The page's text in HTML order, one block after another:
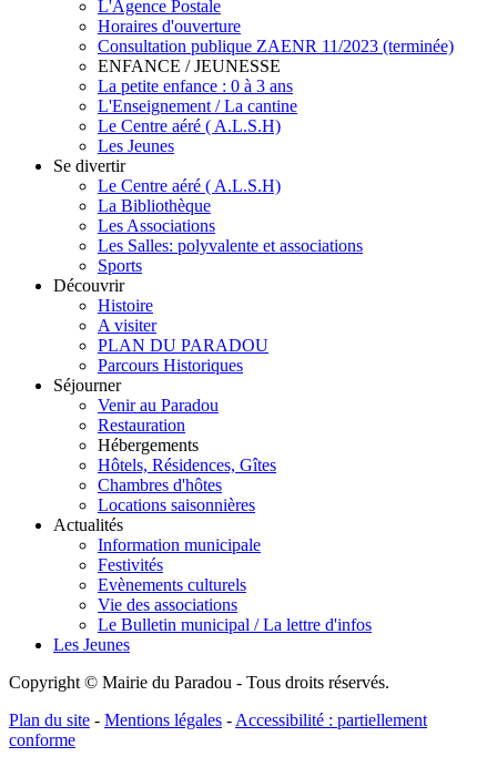
L'Agence Postale
Horaires d'ouverture
Consultation publique ZAENR 11/2023 (terminée)
ENFANCE / JEUNESSE
La petite enfance : 0 à 3 ans
L'Enseignement / La cantine
Le Centre aéré ( A.L.S.H)
Les Jeunes
Se divertir
Le Centre aéré ( A.L.S.H)
La Bibliothèque
Les Associations
Les Salles: polyvalente et associations
Sports
Découvrir
Histoire
A visiter
PLAN DU PARADOU
Parcours Historiques
Séjourner
Venir au Paradou
Restauration
Hébergements
Hôtels, Résidences, Gîtes
Chambres d'hôtes
Locations saisonnières
Actualités
Information municipale
Festivités
Evènements culturels
Vie des associations
Le Bulletin municipal / La lettre d'infos
Les Jeunes
Copyright © Mairie du Paradou - Tous droits réservés.
Plan du site - Mentions légales - Accessibilité : partiellement
conforme